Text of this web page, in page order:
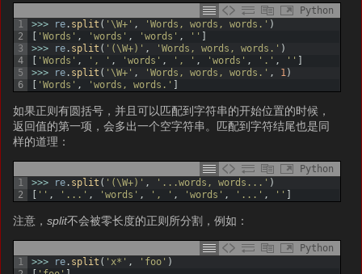
Python
1
2
3
4
5
6
>>> re. split ( '\W+' , 'Words, words, words.' )
[ 'Words' , 'words' , 'words' , '' ]
>>>
re. split ( '(\W+)' , 'Words, words, words.' )
[ 'Words' , ', ' , 'words' , ', ' , 'words' , '.' , '' ]
>>>
re. split ( '\W+' , 'Words, words, words.' , 1 )
[ 'Words' , 'words, words.' ]
如果正则有圆括号，并且可以匹配到字符串的开始位置的时候，
返回值的第一项，会多出一个空字符串。匹配到字符结尾也是同
样的道理：
Python
1
2
>>> re. split ( '(\W+)' , '...words, words...' )
[ '' , '...' , 'words' , ', ' , 'words' , '...' , '' ]
注意，split不会被零长度的正则所分割，例如：
Python
1
>>> re. split ( 'x*' , 'foo' )